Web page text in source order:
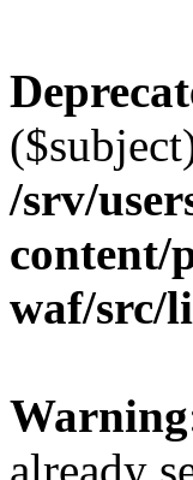
/srv/
content/
waf/src/
Warning